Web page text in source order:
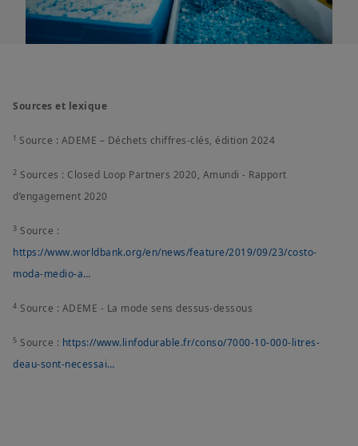
Sources et lexique
1 Source : ADEME – Déchets chiffres-clés, édition 2024
2 Sources : Closed Loop Partners 2020, Amundi - Rapport
d’engagement 2020
3 Source :
https://www.worldbank.org/en/news/feature/2019/09/23/costo-
moda-medio-a…
4 Source : ADEME - La mode sens dessus-dessous
5 Source : https://www.linfodurable.fr/conso/7000-10-000-litres-
deau-sont-necessai…